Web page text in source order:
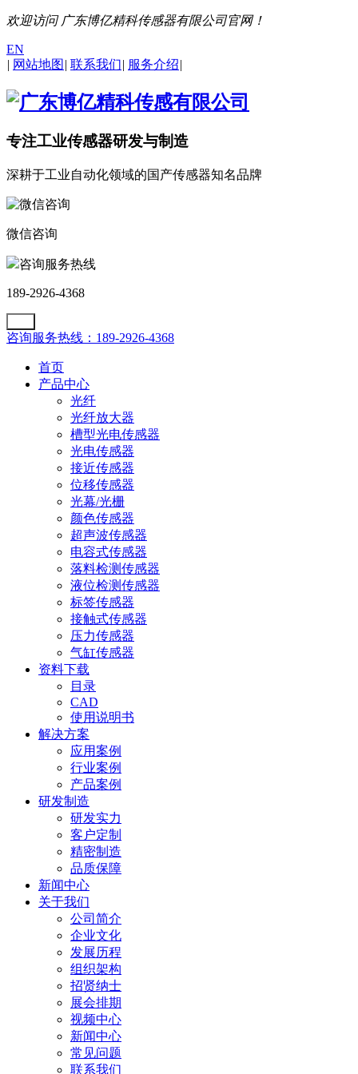
欢迎访问 广东博亿精科传感器有限公司官网！
EN
| 网站地图 | 联系我们| 服务介绍|
专注工业传感器研发与制造
深耕于工业自动化领域的国产传感器知名品牌
微信咨询
咨询服务热线
189-2926-4368
咨询服务热线：189-2926-4368
首页
产品中心
光纤
光纤放大器
槽型光电传感器
光电传感器
接近传感器
位移传感器
光幕/光栅
颜色传感器
超声波传感器
电容式传感器
落料检测传感器
液位检测传感器
标签传感器
接触式传感器
压力传感器
气缸传感器
资料下载
目录
CAD
使用说明书
解决方案
应用案例
行业案例
产品案例
研发制造
研发实力
客户定制
精密制造
品质保障
新闻中心
关于我们
公司简介
企业文化
发展历程
组织架构
招贤纳士
展会排期
视频中心
新闻中心
常见问题
联系我们